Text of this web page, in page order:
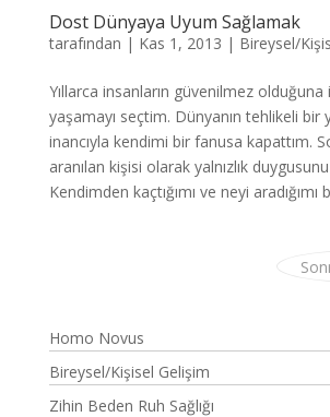
Dost Dünyaya Uyum Sağlamak
tarafından | Kas 1, 2013 | Bireysel/
Yıllarca insanların güvenilmez olduğuna
yaşamayı seçtim. Dünyanın tehlikeli bir
inancıyla kendimi bir fanusa kapattım.
aranılan kişisi olarak yalnızlık
Kendimden kaçtığımı ve neyi
Homo Novus
Bireysel/Kişisel Gelişim
Zihin Beden Ruh Sağlığı